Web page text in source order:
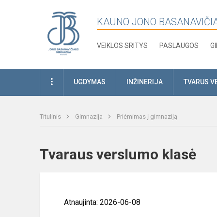
KAUNO JONO
VEIKLOS SRITYS PASLAUGOS
UGDYMAS INŽINERIJA TVARUS
Titulinis Gimnazija Priėmimas į gimnaziją
Tvaraus verslumo klasė
Atnaujinta: 2026-06-08